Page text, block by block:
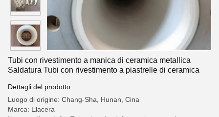
Tubi con rivestimento a manica di ceramica metallica
Saldatura Tubi con rivestimento a piastrelle di ceramica
Dettagli del prodotto
Luogo di origine: Chang-Sha, Hunan, Cina
Marca: Elacera